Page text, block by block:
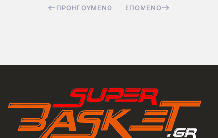
ΠΡΟΗΓΟΎΜΕΝΟ ΕΠΌΜΕΝΟ